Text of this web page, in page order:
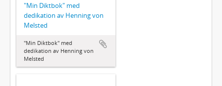
"Min Diktbok" med
dedikation av Henning von
Melsted
"Min Diktbok" med
dedikation av Henning von
Melsted